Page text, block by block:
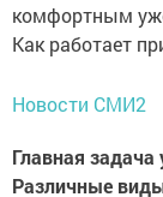
комфортным
Как работает
Новости СМИ2
Главная
Различные